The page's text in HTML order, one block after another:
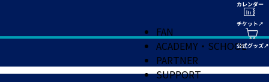
FAN
ACADEMY・SCHOOL
PARTNER
SUPPORT